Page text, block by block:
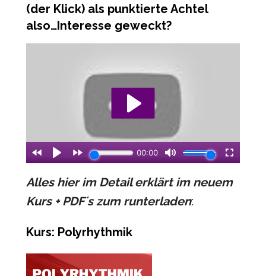
(der Klick) als punktierte Achtel
also…Interesse geweckt?
Alles hier im Detail erklärt im neuem
Kurs + PDF´s zum runterladen:
Kurs: Polyrhythmik